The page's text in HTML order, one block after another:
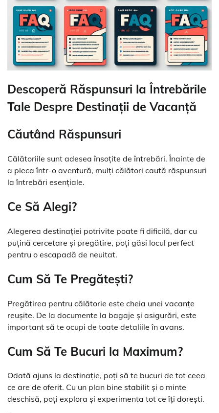
Descoperă Răspunsuri la Întrebările
Tale Despre Destinații de Vacanță
Căutând Răspunsuri
Călătoriile sunt adesea însoțite de întrebări. Înainte de
a pleca într-o aventură, mulți călători caută răspunsuri
la întrebări esențiale.
Ce Să Alegi?
Alegerea destinației potrivite poate fi dificilă, dar cu
puțină cercetare și pregătire, poți găsi locul perfect
pentru o escapadă de neuitat.
Cum Să Te Pregătești?
Pregătirea pentru călătorie este cheia unei vacanțe
reușite. De la documente la bagaje și asigurări, este
important să te ocupi de toate detaliile în avans.
Cum Să Te Bucuri la Maximum?
Odată ajuns la destinație, poți să te bucuri de tot ceea
ce are de oferit. Cu un plan bine stabilit și o minte
deschisă, poți explora și experimenta tot ce îți dorești.